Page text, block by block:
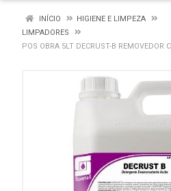
INÍCIO
HIGIENE E LIMPEZA
LIMPADORES
POS OBRA 5LT DECRUST-B REMOVEDOR